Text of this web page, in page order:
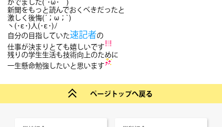
新聞をもっと読んでおくべきだったと
激しく後悔(´；ω；`)
ヽ(･ε･)人(･ε･)ﾉ
自分の目指していた速記者の
仕事が決まりとても嬉しいです
残りの学生生活も技術向上のために
一生懸命勉強したいと思います
ページトップへ戻る